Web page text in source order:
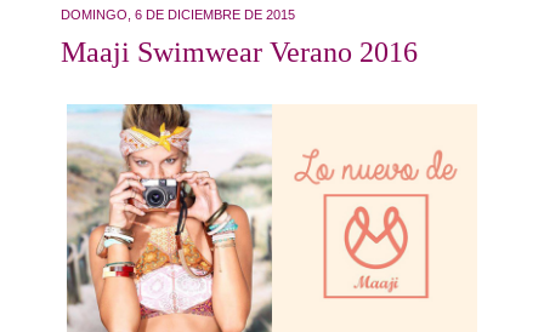
DOMINGO, 6 DE DICIEMBRE DE 2015
Maaji Swimwear Verano 2016